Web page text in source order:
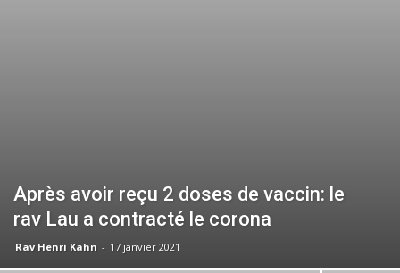
Après avoir reçu 2 doses de vaccin: le
rav Lau a contracté le corona
Rav Henri Kahn - 17 janvier 2021